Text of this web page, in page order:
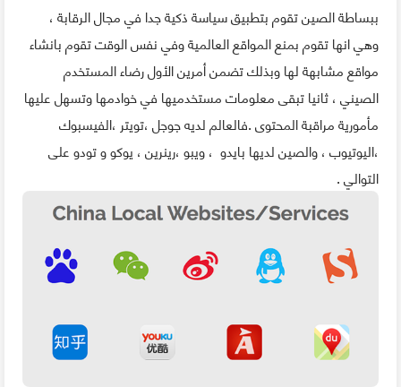
ببساطة الصين تقوم بتطبيق سياسة ذكية جدا في مجال الرقابة ،
وهي انها تقوم بمنع المواقع العالمية وفي نفس الوقت تقوم بانشاء
مواقع مشابهة لها وبذلك تضمن أمرين الأول رضاء المستخدم
الصيني ، ثانيا تبقى معلومات مستخدميها في خوادمها وتسهل عليها
مأمورية مراقبة المحتوى .فالعالم لديه جوجل ،تويتر ،الفيسبوك
،اليوتيوب ، والصين لديها بايدو ، ويبو ،رينرين ، يوكو و تودو على
التوالي .